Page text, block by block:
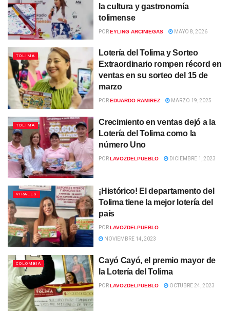
la cultura y gastronomía
tolimense
POREYLING ARCINIEGAS MAYO 8, 2026
TOLIMA
Lotería del Tolima y Sorteo
Extraordinario rompen récord en
ventas en su sorteo del 15 de
marzo
POREDUARDO RAMIREZ MARZO 19, 2025
TOLIMA
Crecimiento en ventas dejó a la
Lotería del Tolima como la
número Uno
PORLAVOZDELPUEBLO DICIEMBRE 1, 2023
VIRALES
¡Histórico! El departamento del
Tolima tiene la mejor lotería del
país
POR LAVOZDELPUEBLO
NOVIEMBRE 14, 2023
COLOMBIA
Cayó Cayó, el premio mayor de
la Lotería del Tolima
PORLAVOZDELPUEBLO OCTUBRE 24, 2023